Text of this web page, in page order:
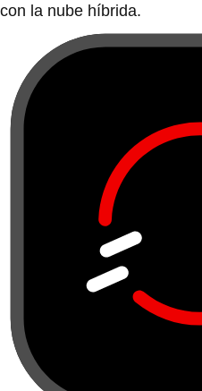
con la nube híbrida.